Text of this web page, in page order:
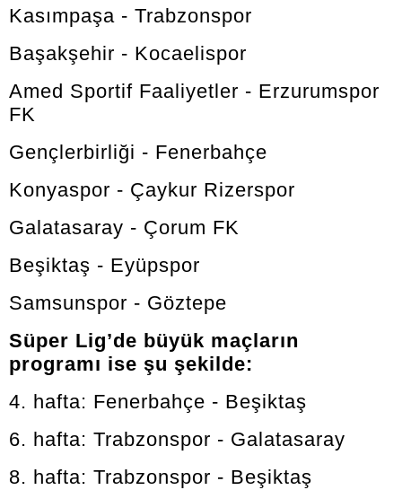
Kasımpaşa - Trabzonspor
Başakşehir - Kocaelispor
Amed Sportif Faaliyetler - Erzurumspor
FK
Gençlerbirliği - Fenerbahçe
Konyaspor - Çaykur Rizerspor
Galatasaray - Çorum FK
Beşiktaş - Eyüpspor
Samsunspor - Göztepe
Süper Lig’de büyük maçların
programı ise şu şekilde:
4. hafta: Fenerbahçe - Beşiktaş
6. hafta: Trabzonspor - Galatasaray
8. hafta: Trabzonspor - Beşiktaş